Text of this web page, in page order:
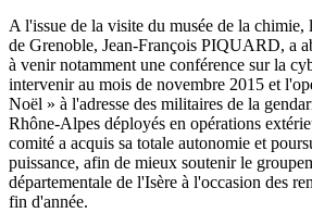
A l'issue de la visite du musée de la chimie,
de Grenoble, Jean-François PIQUARD, a
à venir notamment une conférence sur la
intervenir au mois de novembre 2015 et
Noël » à l'adresse des militaires de la
Rhône-Alpes déployés en opérations
comité a acquis sa totale autonomie et
puissance, afin de mieux soutenir le
départementale de l'Isère à l'occasion des
fin d'année.